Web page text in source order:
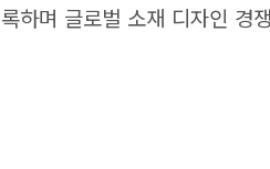
하며 글로벌 소재 디자인 경